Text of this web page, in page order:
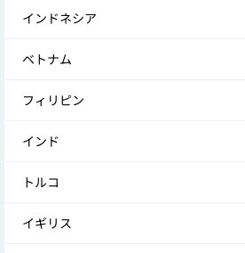
インドネシア
ベトナム
フィリピン
インド
トルコ
イギリス